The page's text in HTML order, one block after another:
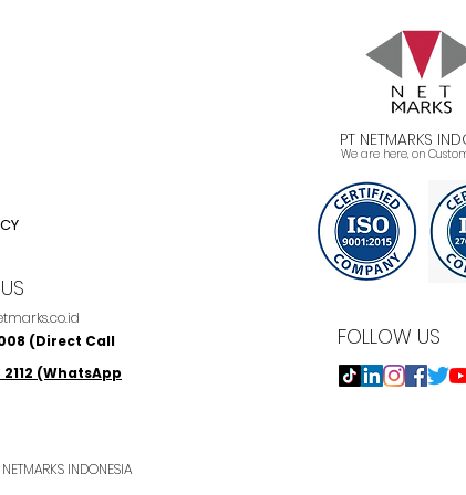
Anda Sudah
Meningkatkan Profit
Industri Manufaktur
(Direct Call
2112 (WhatsApp
PT NETMARKS
We are here, on
FOLLOW US
INDONESIA